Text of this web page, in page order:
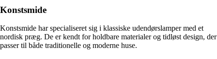
Konstsmide
Konstsmide har specialiseret sig i klassiske udendørslamper med et
nordisk præg. De er kendt for holdbare materialer og tidløst design, der
passer til både traditionelle og moderne huse.